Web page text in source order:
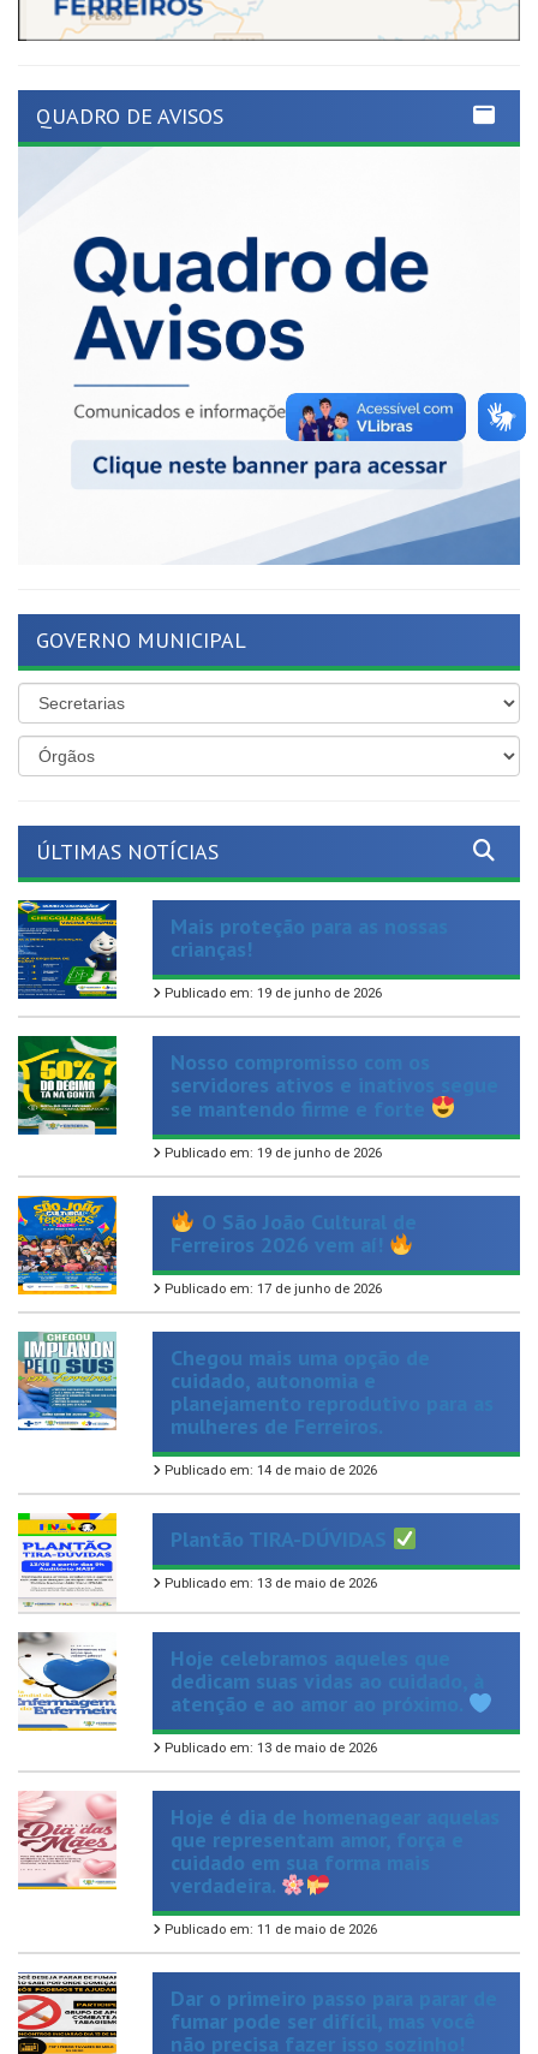
Mais proteção para as nossas
crianças!
Publicado em: 19 de junho de 2026
Nosso compromisso com os
servidores ativos e inativos segue
se mantendo firme e forte
Publicado em: 19 de junho de 2026
O São João Cultural de
Ferreiros 2026 vem aí!
Publicado em: 17 de junho de 2026
Chegou mais uma opção de
cuidado, autonomia e
planejamento reprodutivo para as
mulheres de Ferreiros.
Publicado em: 14 de maio de 2026
Plantão TIRA-DÚVIDAS
Publicado em: 13 de maio de 2026
Hoje celebramos aqueles que
dedicam suas vidas ao cuidado, à
atenção e ao amor ao próximo.
Publicado em: 13 de maio de 2026
Hoje é dia de homenagear aquelas
que representam amor, força e
cuidado em sua forma mais
verdadeira.
Publicado em: 11 de maio de 2026
Dar o primeiro passo para parar de
fumar pode ser difícil, mas você
não precisa fazer isso sozinho!
Publicado em: 9 de maio de 2026